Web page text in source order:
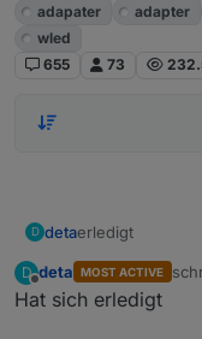
adapater
adapter
wled
655
73
D detaerledigt
D
Offline
deta MOST ACTIVE
Hat sich erledigt